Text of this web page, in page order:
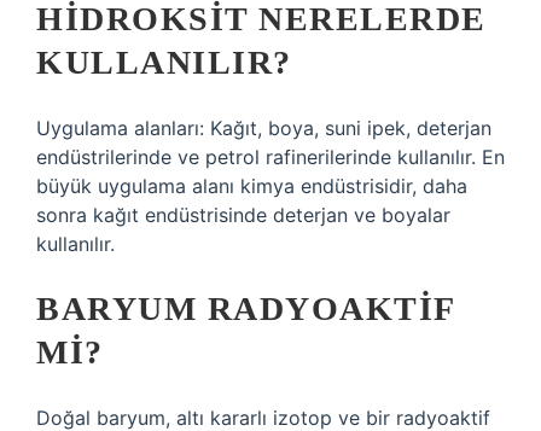
HIDROKSIT NERELERDE
KULLANILIR?
Uygulama alanları: Kağıt, boya, suni ipek, deterjan
endüstrilerinde ve petrol rafinerilerinde kullanılır. En
büyük uygulama alanı kimya endüstrisidir, daha
sonra kağıt endüstrisinde deterjan ve boyalar
kullanılır.
BARYUM RADYOAKTIF
MI?
Doğal baryum, altı kararlı izotop ve bir radyoaktif